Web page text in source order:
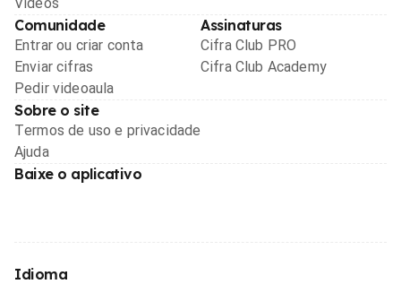
Comunidade
Entrar ou criar conta
Enviar cifras
Pedir videoaula
Assinaturas
Cifra Club PRO
Cifra Club Academy
Sobre o site
Termos de uso e privacidade
Ajuda
Baixe o aplicativo
Idioma